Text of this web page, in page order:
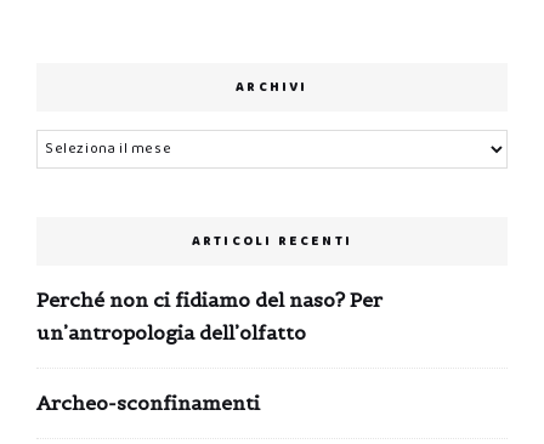
ARCHIVI
Archivi
ARTICOLI RECENTI
Perché non ci fidiamo del naso? Per
un’antropologia dell’olfatto
Archeo-sconfinamenti